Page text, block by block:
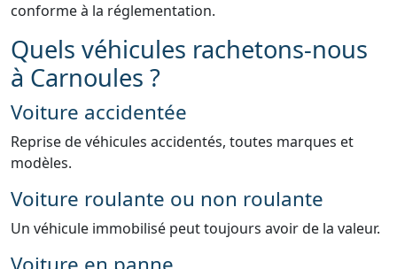
conforme à la réglementation.
Quels véhicules rachetons-nous
à Carnoules ?
Voiture accidentée
Reprise de véhicules accidentés, toutes marques et
modèles.
Voiture roulante ou non roulante
Un véhicule immobilisé peut toujours avoir de la valeur.